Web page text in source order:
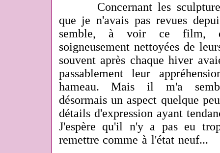
Concernant les sculptures
que je n'avais pas revues
semble, à voir ce film,
soigneusement nettoyées de
souvent après chaque hiver
passablement leur
hameau. Mais il m'a
désormais un aspect quelque
détails d'expression ayant
J'espère qu'il n'y a pas eu
remettre comme à l'état neuf...